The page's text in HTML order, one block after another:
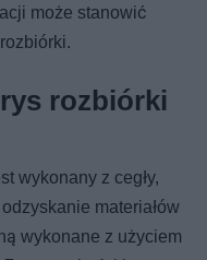
może stanowić
rozbiórki
wykonany z cegły,
materiałów
wykonane z użyciem